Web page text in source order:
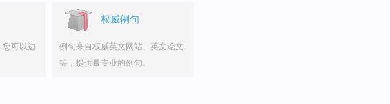
可以边
权威例句
例句来自权威英文网站、英文论文
等，提供最专业的例句。